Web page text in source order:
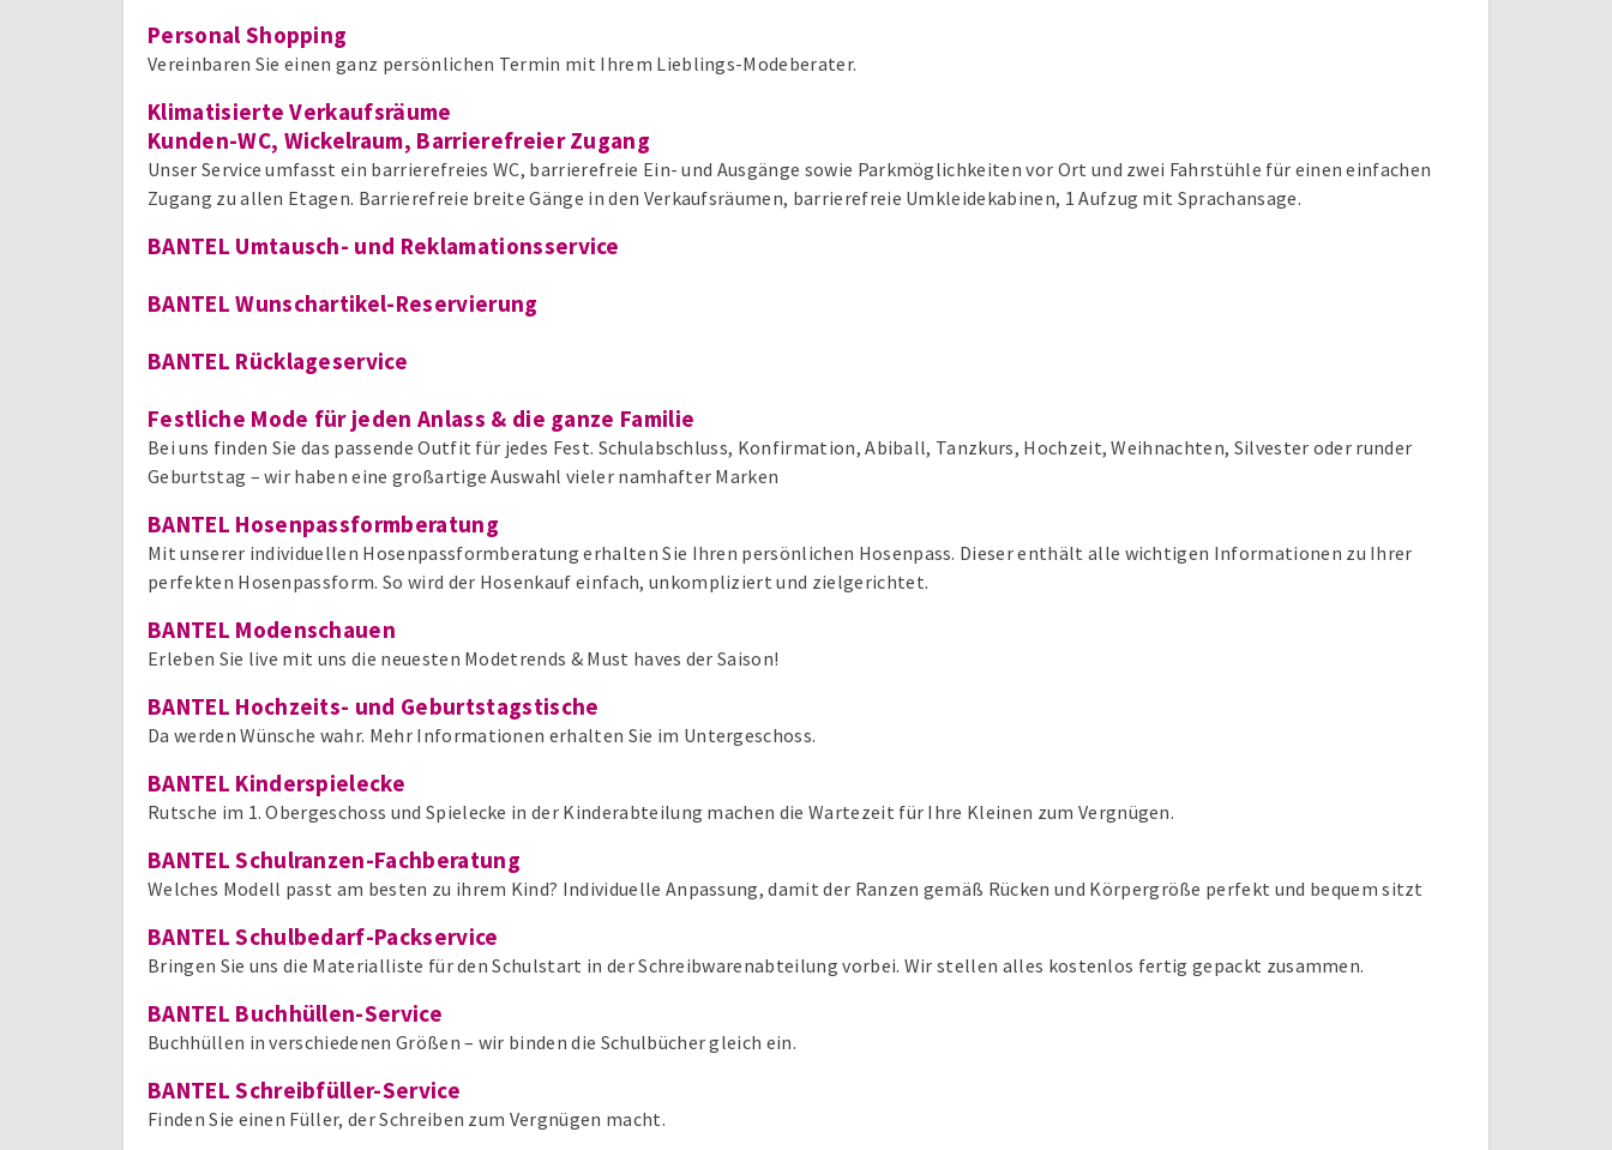
Personal Shopping
Vereinbaren Sie einen ganz persönlichen Termin mit Ihrem Lieblings-Modeberater.
Klimatisierte Verkaufsräume
Kunden-WC, Wickelraum, Barrierefreier Zugang
Unser Service umfasst ein barrierefreies WC, barrierefreie Ein- und Ausgänge sowie Parkmöglichkeiten vor Ort und zwei Fahrstühle für einen einfachen
Zugang zu allen Etagen. Barrierefreie breite Gänge in den Verkaufsräumen, barrierefreie Umkleidekabinen, 1 Aufzug mit Sprachansage.
BANTEL Umtausch- und Reklamationsservice
BANTEL Wunschartikel-Reservierung
BANTEL Rücklageservice
Festliche Mode für jeden Anlass & die ganze Familie
Bei uns finden Sie das passende Outfit für jedes Fest. Schulabschluss, Konfirmation, Abiball, Tanzkurs, Hochzeit, Weihnachten, Silvester oder runder
Geburtstag – wir haben eine großartige Auswahl vieler namhafter Marken
BANTEL Hosenpassformberatung
Mit unserer individuellen Hosenpassformberatung erhalten Sie Ihren persönlichen Hosenpass. Dieser enthält alle wichtigen Informationen zu Ihrer
perfekten Hosenpassform. So wird der Hosenkauf einfach, unkompliziert und zielgerichtet.
BANTEL Modenschauen
Erleben Sie live mit uns die neuesten Modetrends & Must haves der Saison!
BANTEL Hochzeits- und Geburtstagstische
Da werden Wünsche wahr. Mehr Informationen erhalten Sie im Untergeschoss.
BANTEL Kinderspielecke
Rutsche im 1. Obergeschoss und Spielecke in der Kinderabteilung machen die Wartezeit für Ihre Kleinen zum Vergnügen.
BANTEL Schulranzen-Fachberatung
Welches Modell passt am besten zu ihrem Kind? Individuelle Anpassung, damit der Ranzen gemäß Rücken und Körpergröße perfekt und bequem sitzt
BANTEL Schulbedarf-Packservice
Bringen Sie uns die Materialliste für den Schulstart in der Schreibwarenabteilung vorbei. Wir stellen alles kostenlos fertig gepackt zusammen.
BANTEL Buchhüllen-Service
Buchhüllen in verschiedenen Größen – wir binden die Schulbücher gleich ein.
BANTEL Schreibfüller-Service
Finden Sie einen Füller, der Schreiben zum Vergnügen macht.